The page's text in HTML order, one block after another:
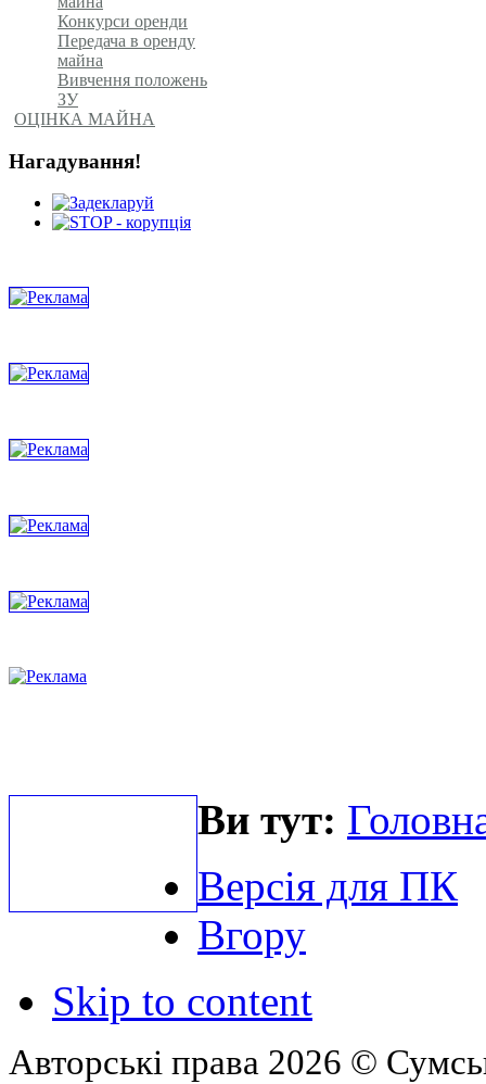
Конкурси оренди
Передача в оренду
майна
Вивчення положень
ЗУ
ОЦІНКА МАЙНА
Нагадування!
Ви тут:
Версія для ПК
Вгору
Skip to content
Авторські права 2026 ©